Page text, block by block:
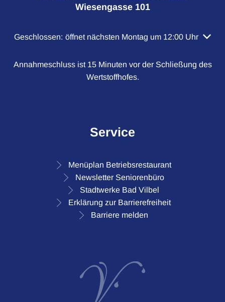
Wiesengasse 101
Klicken, um weitere Öffnungs- oder Schließzeiten
Geschlossen: öffnet nächsten Montag um 12:00 Uhr
Annahmeschluss ist 15 Minuten vor der Schließung des
Wertstoffhofes.
Service
Menüplan Betriebsrestaurant
Newsletter Seniorenbüro
Stadtwerke Bad Vilbel
Erklärung zur Barrierefreiheit
Barriere melden